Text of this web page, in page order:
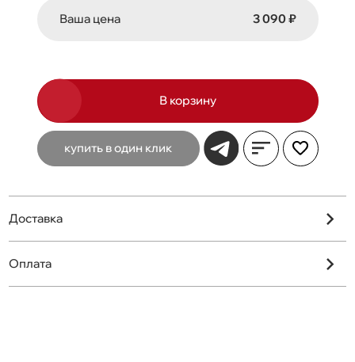
Ваша цена 3 090 ₽
В корзину
купить в один клик
Доставка
Оплата